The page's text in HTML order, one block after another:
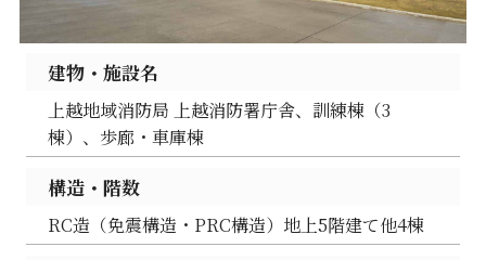
建物・施設名
上越地域消防局 上越消防署庁舎、訓練棟（3
棟）、歩廊・車庫棟
構造・階数
RC造（免震構造・PRC構造）地上5階建て他4棟